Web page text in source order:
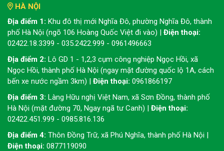
HÀ NỘI
Địa điểm 1: Khu đô thị mới Nghĩa Đô, phường Nghĩa Đô, thành
phố Hà Nội (ngõ 106 Hoàng Quốc Việt đi vào) | Điện thoại:
02422.18.3399 - 035.2422.999 - 0961496663
Địa điểm 2: Lô GD 1 - 1,2,3 cụm công nghiệp Ngọc Hồi, xã
Ngọc Hồi, thành phố Hà Nội (ngay mặt đường quốc lộ 1A, cách
bến xe nước ngầm 3km) | Điện thoại: 0961866197
Địa điểm 3: Làng Hữu nghị Việt Nam, xã Sơn Đồng, thành phố
Hà Nội (mặt đường 70, Ngay ngã tư Canh) | Điện thoại:
02422.451.999 - 0985.816.136
Địa điểm 4: Thôn Đồng Trữ, xã Phú Nghĩa, thành phố Hà Nội |
Điện thoại: 0877119090